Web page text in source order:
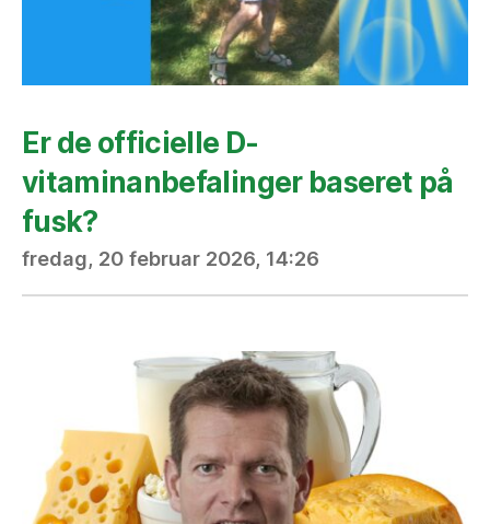
Er de officielle D-
vitaminanbefalinger baseret på
fusk?
fredag, 20 februar 2026, 14:26